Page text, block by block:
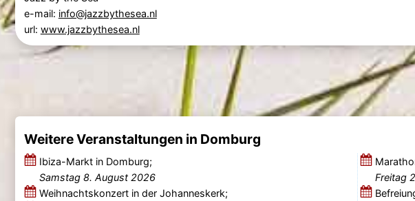
e-mail: info@jazzbythesea.nl
url: www.jazzbythesea.nl
Weitere Veranstaltungen in Domburg
Ibiza-Markt in Domburg;
Samstag 8. August 2026
Weihnachtskonzert in der Johanneskerk;